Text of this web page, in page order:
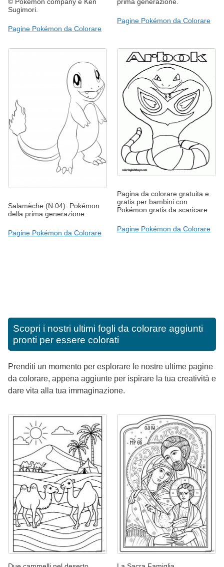
Sugimori.
Pagine Pokémon da Colorare
Pagine Pokémon da Colorare
Salamèche (N.04): Pokémon
della prima generazione.
Pagine Pokémon da Colorare
Pagina da colorare gratuita e
gratis per bambini con
Pokémon gratis da scaricare
Pagine Pokémon da Colorare
Scopri i nostri ultimi fogli da colorare aggiunti
pronti per essere colorati
Prenditi un momento per esplorare le nostre ultime pagine
da colorare, appena aggiunte per ispirare la tua creatività e
dare vita alla tua immaginazione.